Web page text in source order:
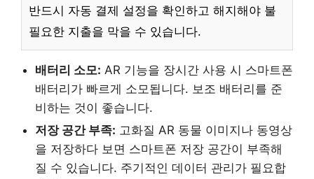
반드시 자동 결제 설정을 확인하고 해지해야 불
필요한 지출을 막을 수 있습니다.
배터리 소모: AR 기능을 장시간 사용 시 스마트폰
배터리가 빠르게 소모됩니다. 보조 배터리를 준
비하는 것이 좋습니다.
저장 공간 부족: 고화질 AR 동물 이미지나 동영상
을 저장하다 보면 스마트폰 저장 공간이 부족해
질 수 있습니다. 주기적인 데이터 관리가 필요합